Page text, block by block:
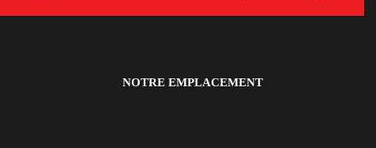
NOTRE EMPLACEMENT